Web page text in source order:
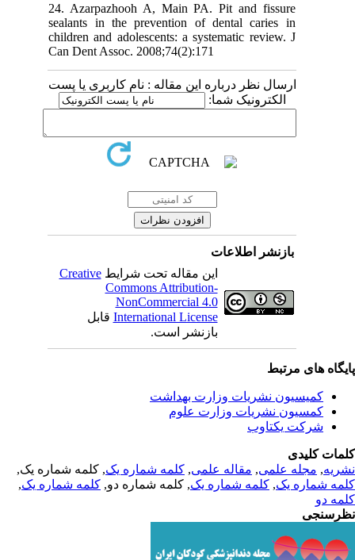
24. Azarpazhooh A, Main PA. Pit and fissure
sealants in the prevention of dental caries in
children and adolescents: a systematic review. J
Can Dent Assoc. 2008;74(2):171
ارسال نظر درباره این مقاله : نام کاربری یا پست
الکترونیک شما:
بازنشر اطلاعات
این مقاله تحت شرایطCreative
Commons Attribution-
NonCommercial 4.0
International Licenseقابل
بازنشر است.
های مرتبط
کمیسیون نشریات وزارت بهداشت
کمسیون نشریات وزارت علوم
شرکت یکتاوب
کلیدی
,مجله علمی, مقاله علمی, کلمه شماره یک, کلمه شماره یک,
شماره یک,کلمه شماره یک, کلمه شماره دو,کلمه شماره یک,
دو